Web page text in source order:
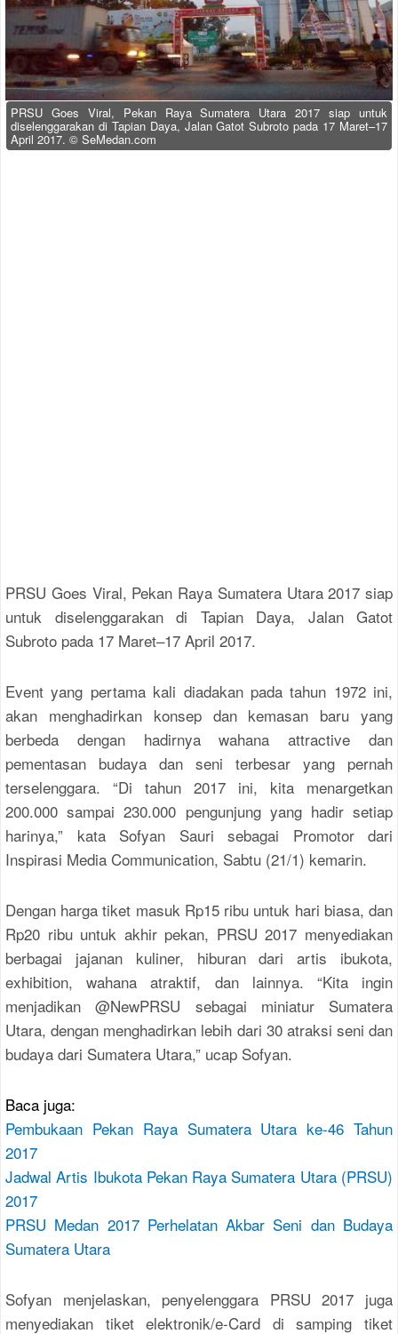
PRSU Goes Viral, Pekan Raya Sumatera Utara 2017 siap untuk
diselenggarakan di Tapian Daya, Jalan Gatot Subroto pada 17 Maret–17
April 2017. © SeMedan.com
PRSU Goes Viral, Pekan Raya Sumatera Utara 2017 siap
untuk diselenggarakan di Tapian Daya, Jalan Gatot
Subroto pada 17 Maret–17 April 2017.
Event yang pertama kali diadakan pada tahun 1972 ini,
akan menghadirkan konsep dan kemasan baru yang
berbeda dengan hadirnya wahana attractive dan
pementasan budaya dan seni terbesar yang pernah
terselenggara. “Di tahun 2017 ini, kita menargetkan
200.000 sampai 230.000 pengunjung yang hadir setiap
harinya,” kata Sofyan Sauri sebagai Promotor dari
Inspirasi Media Communication, Sabtu (21/1) kemarin.
Dengan harga tiket masuk Rp15 ribu untuk hari biasa, dan
Rp20 ribu untuk akhir pekan, PRSU 2017 menyediakan
berbagai jajanan kuliner, hiburan dari artis ibukota,
exhibition, wahana atraktif, dan lainnya. “Kita ingin
menjadikan @NewPRSU sebagai miniatur Sumatera
Utara, dengan menghadirkan lebih dari 30 atraksi seni dan
budaya dari Sumatera Utara,” ucap Sofyan.
Baca juga:
Pembukaan Pekan Raya Sumatera Utara ke-46 Tahun
2017
Jadwal Artis Ibukota Pekan Raya Sumatera Utara (PRSU)
2017
PRSU Medan 2017 Perhelatan Akbar Seni dan Budaya
Sumatera Utara
Sofyan menjelaskan, penyelenggara PRSU 2017 juga
menyediakan tiket elektronik/e-Card di samping tiket